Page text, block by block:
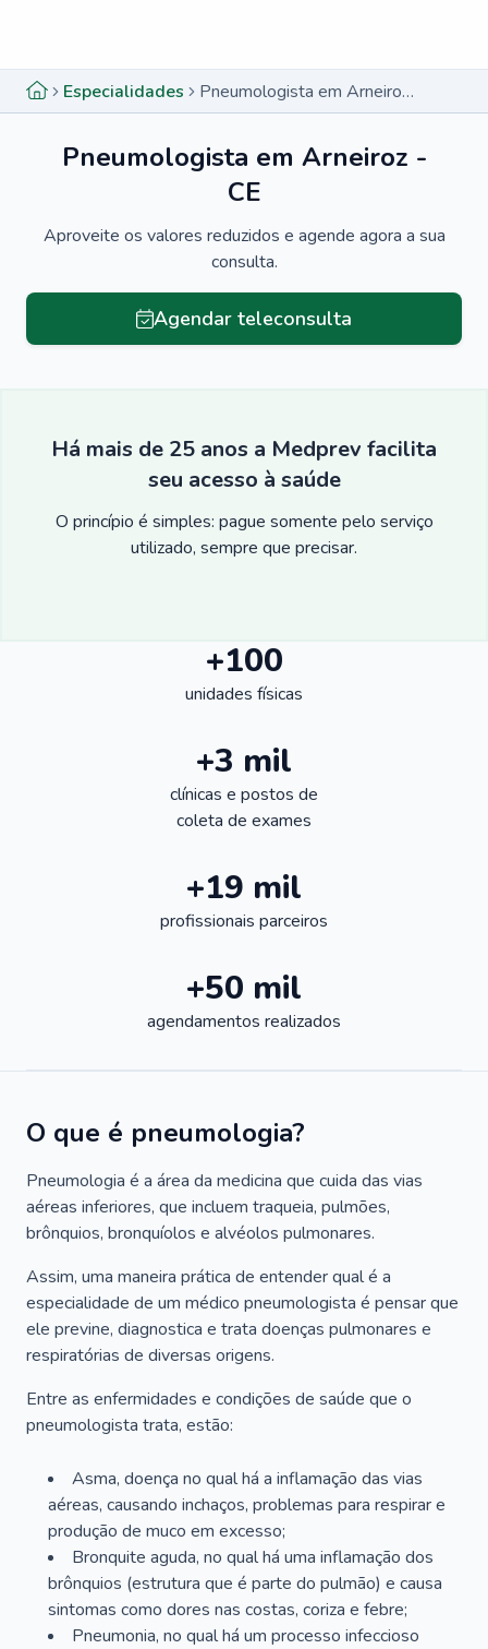
Especialidades Pneumologista em Arneiroz - CE
Pneumologista em Arneiroz -
CE
Aproveite os valores reduzidos e agende agora a sua
consulta.
Agendar teleconsulta
Há mais de 25 anos a Medprev facilita
seu acesso à saúde
O princípio é simples: pague somente pelo serviço
utilizado, sempre que precisar.
+100
unidades físicas
+3 mil
clínicas e postos de
coleta de exames
+19 mil
profissionais parceiros
+50 mil
agendamentos realizados
O que é pneumologia?
Pneumologia é a área da medicina que cuida das vias
aéreas inferiores, que incluem traqueia, pulmões,
brônquios, bronquíolos e alvéolos pulmonares.
Assim, uma maneira prática de entender qual é a
especialidade de um médico pneumologista é pensar que
ele previne, diagnostica e trata doenças pulmonares e
respiratórias de diversas origens.
Entre as enfermidades e condições de saúde que o
pneumologista trata, estão:
Asma, doença no qual há a inflamação das vias
aéreas, causando inchaços, problemas para respirar e
produção de muco em excesso;
Bronquite aguda, no qual há uma inflamação dos
brônquios (estrutura que é parte do pulmão) e causa
sintomas como dores nas costas, coriza e febre;
Pneumonia, no qual há um processo infeccioso